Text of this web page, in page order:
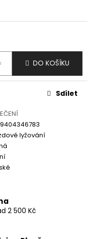
DO KOŠÍKU
lyžování
Sdílet
2 500 Kč